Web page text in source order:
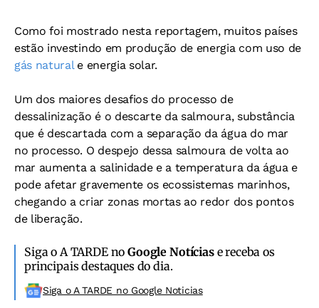
Como foi mostrado nesta reportagem, muitos países
estão investindo em produção de energia com uso de
gás naturale energia solar.
Um dos maiores desafios do processo de
dessalinização é o descarte da salmoura, substância
que é descartada com a separação da água do mar
no processo. O despejo dessa salmoura de volta ao
mar aumenta a salinidade e a temperatura da água e
pode afetar gravemente os ecossistemas marinhos,
chegando a criar zonas mortas ao redor dos pontos
de liberação.
Siga o A TARDE noGoogle Notíciase receba os
principais destaques do dia.
Siga o A TARDE no Google Noticias